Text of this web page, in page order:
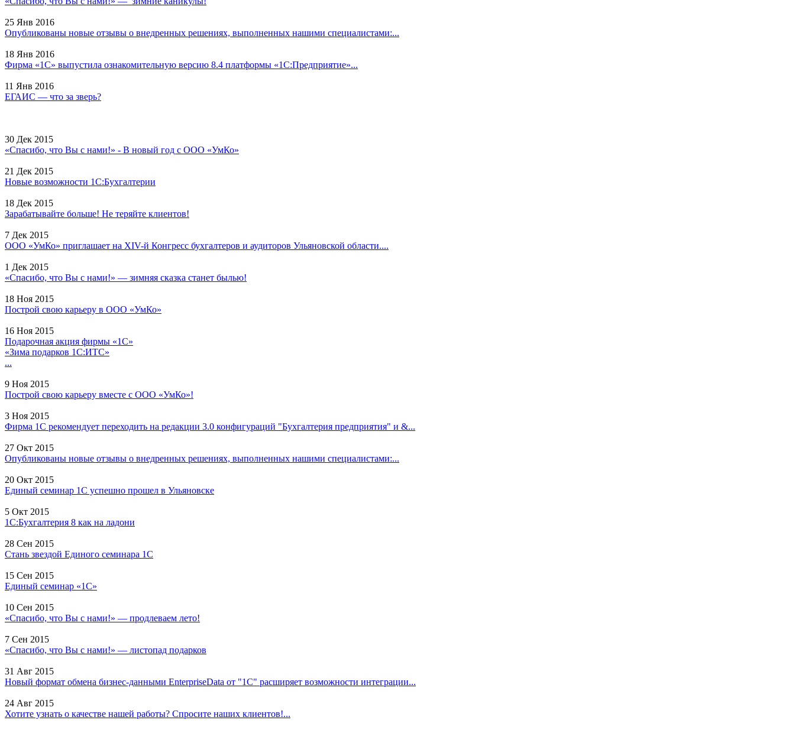
25 Янв 2016
Опубликованы новые отзывы о внедренных решениях, выполненных нашими специалистами:...
18 Янв 2016
Фирма «1С» выпустила ознакомительную версию 8.4 платформы «1С:Предприятие»...
11 Янв 2016
ЕГАИС — что за зверь?
30 Дек 2015
«Спасибо, что Вы с нами!» - В новый год с ООО «УмКо»
21 Дек 2015
Новые возможности 1С:Бухгалтерии
18 Дек 2015
Зарабатывайте больше! Не теряйте клиентов!
7 Дек 2015
ООО «УмКо» приглашает на XIV-й Конгресс бухгалтеров и аудиторов Ульяновской области....
1 Дек 2015
«Спасибо, что Вы с нами!» — зимняя сказка станет былью!
18 Ноя 2015
Построй свою карьеру в ООО «УмКо»
16 Ноя 2015
Подарочная акция фирмы «1С»
«Зима подарков 1С:ИТС»
...
9 Ноя 2015
Построй свою карьеру вместе с ООО «УмКо»!
3 Ноя 2015
Фирма 1С рекомендует переходить на редакции 3.0 конфигураций "Бухгалтерия предприятия" и &...
27 Окт 2015
Опубликованы новые отзывы о внедренных решениях, выполненных нашими специалистами:...
20 Окт 2015
Единый семинар 1С успешно прошел в Ульяновске
5 Окт 2015
1С:Бухгалтерия 8 как на ладони
28 Сен 2015
Стань звездой Единого семинара 1С
15 Сен 2015
Единый семинар «1С»
10 Сен 2015
«Спасибо, что Вы с нами!» — продлеваем лето!
7 Сен 2015
«Спасибо, что Вы с нами!» — листопад подарков
31 Авг 2015
Новый формат обмена бизнес-данными EnterpriseData от "1С" расширяет возможности интеграции...
24 Авг 2015
Хотите узнать о качестве нашей работы? Спросите наших клиентов!...